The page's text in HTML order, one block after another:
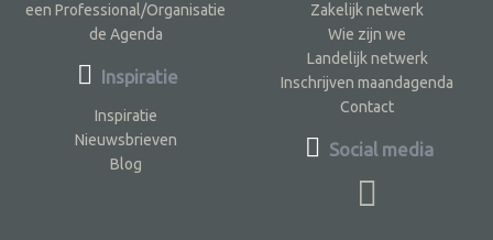
een Professional/Organisatie
de Agenda
Inspiratie
Inspiratie
Nieuwsbrieven
Blog
Zakelijk netwerk
Wie zijn we
Landelijk netwerk
Inschrijven maandagenda
Contact
Social media